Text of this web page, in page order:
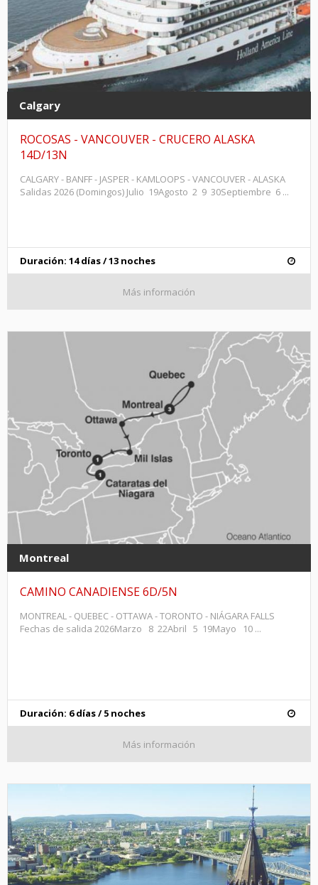
Calgary
ROCOSAS - VANCOUVER - CRUCERO ALASKA
14D/13N
CALGARY - BANFF - JASPER - KAMLOOPS - VANCOUVER - ALASKA
Salidas 2026 (Domingos) Julio 19Agosto 2 9 30Septiembre 6 ...
Duración: 14 días / 13 noches
Más información
Montreal
CAMINO CANADIENSE 6D/5N
MONTREAL - QUEBEC - OTTAWA - TORONTO - NIÁGARA FALLS
Fechas de salida 2026Marzo 8 22Abril 5 19Mayo 10 ...
Duración: 6 días / 5 noches
Más información